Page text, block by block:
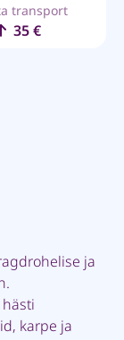
transport
35 €
ja
karpe ja